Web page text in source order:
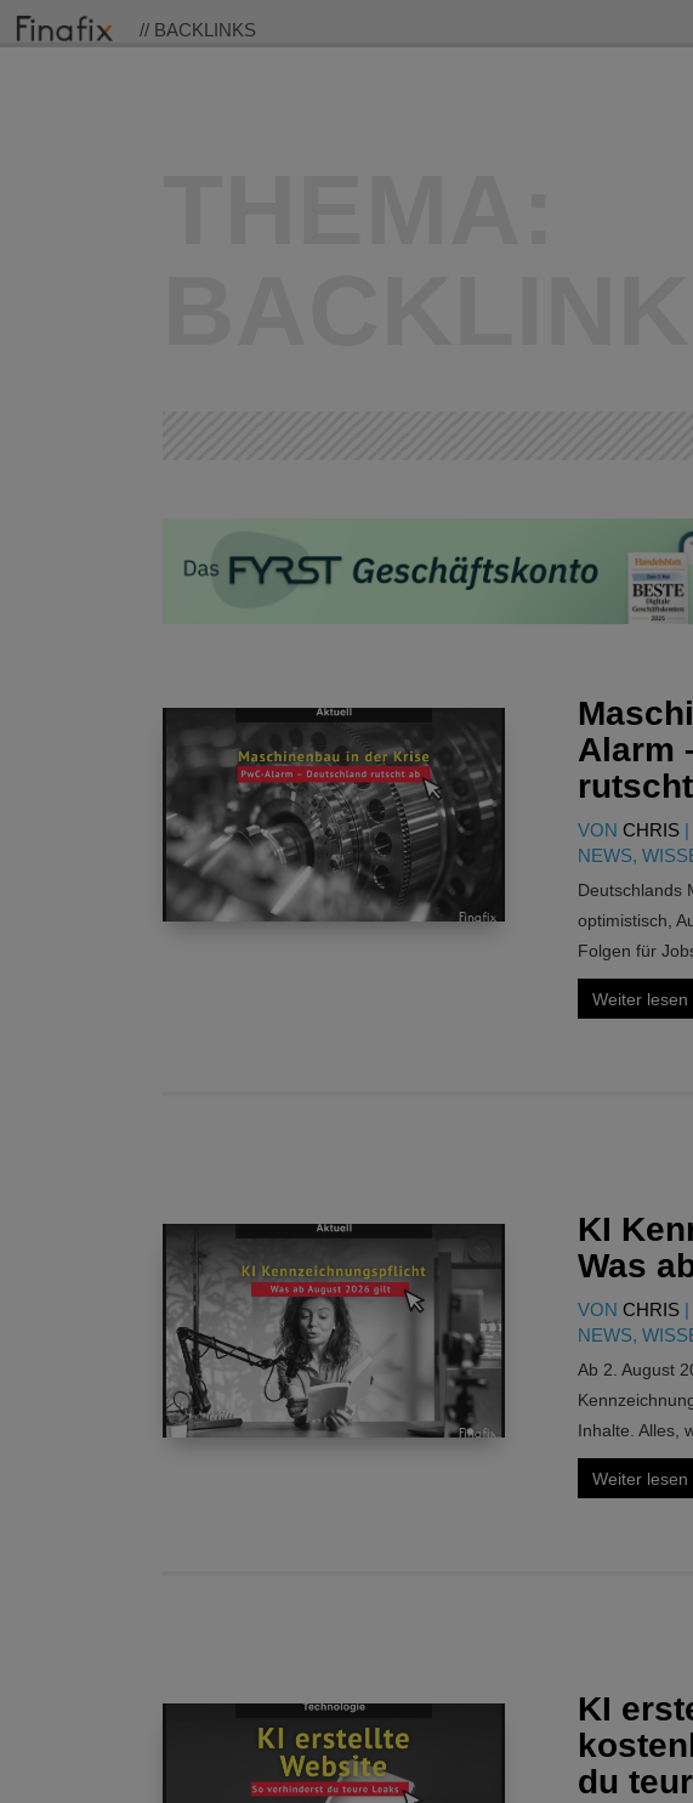
// BACKLINKS
Alarm
VON CHRIS|
NEWS,
Deutschlands
optimistisch,
Folgen für
Weiter lesen
KI
Was
VON CHRIS|
NEWS,
Ab 2. August
Inhalte. Alles,
Weiter lesen
KI
du